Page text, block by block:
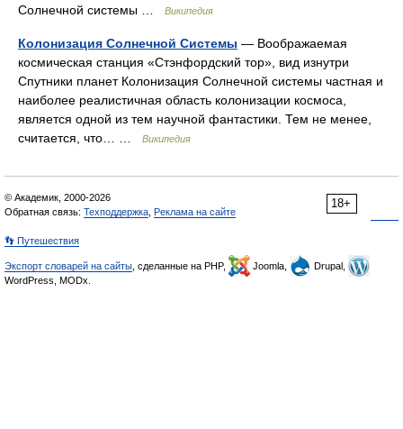
Солнечной системы …
Википедия
Колонизация Солнечной Системы — Воображаемая
космическая станция «Стэнфордский тор», вид изнутри
Спутники планет Колонизация Солнечной системы частная и
наиболее реалистичная область колонизации космоса,
является одной из тем научной фантастики. Тем не менее,
считается, что… …
Википедия
18+
© Академик, 2000-2026
Обратная связь: Техподдержка Реклама на сайте
👣 Путешествия
Экспорт словарей на сайты , сделанные на PHP, Joomla,
Drupal,
WordPress, MODx.